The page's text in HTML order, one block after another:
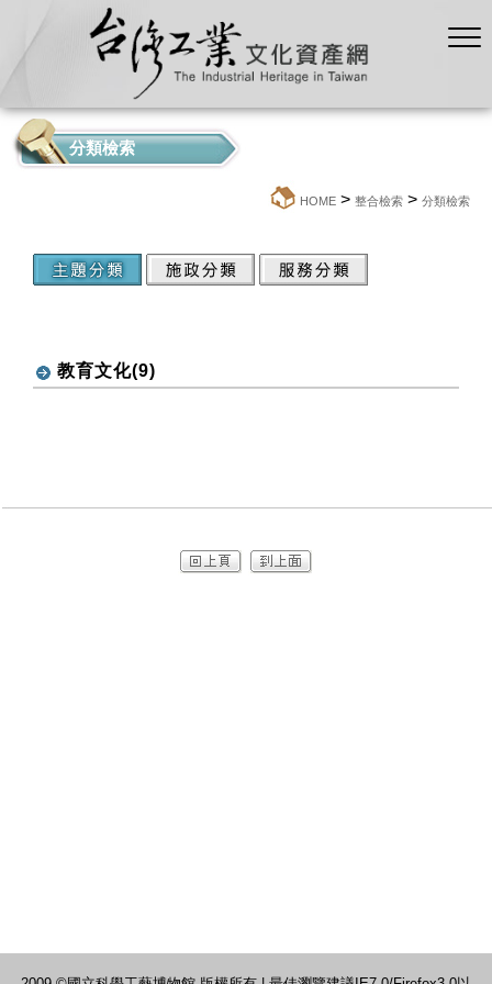
分類檢索
HOME > 整合檢索 > 分類檢索
教育文化(9)